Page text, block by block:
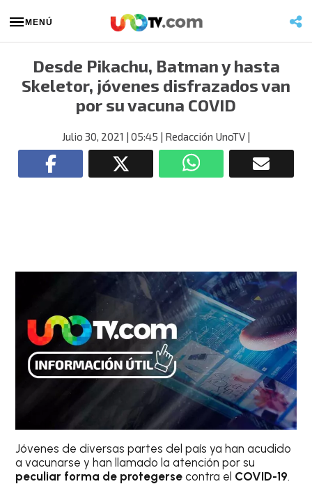
MENÚ
Desde Pikachu, Batman y hasta
Skeletor, jóvenes disfrazados van
por su vacuna COVID
Julio 30, 2021 | 05:45 | Redacción UnoTV |
Jóvenes de diversas partes del país ya han acudido
a vacunarse y han llamado la atención por su
peculiar forma de protegerse contra el COVID-19.